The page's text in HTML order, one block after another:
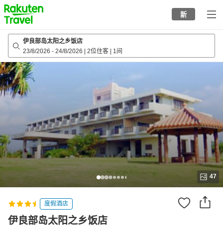
to
top
page
新
伊良部岛太阳之乡饭店
23/8/2026 - 24/8/2026 2位住客 1间
47
度假酒店
伊良部岛太阳之乡饭店